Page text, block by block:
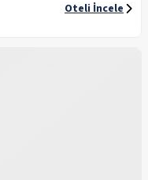
Oteli İncele